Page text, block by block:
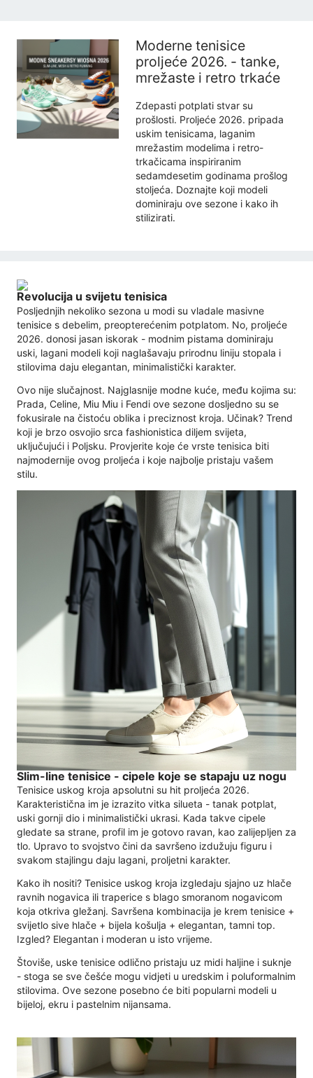
Moderne tenisice
proljeće 2026. - tanke,
mrežaste i retro trkaće
Zdepasti potplati stvar su
prošlosti. Proljeće 2026. pripada
uskim tenisicama, laganim
mrežastim modelima i retro-
trkačicama inspiriranim
sedamdesetim godinama prošlog
stoljeća. Doznajte koji modeli
dominiraju ove sezone i kako ih
stilizirati.
Revolucija u svijetu tenisica
Posljednjih nekoliko sezona u modi su vladale masivne
tenisice s debelim, preopterećenim potplatom. No, proljeće
2026. donosi jasan iskorak - modnim pistama dominiraju
uski, lagani modeli koji naglašavaju prirodnu liniju stopala i
stilovima daju elegantan, minimalistički karakter.
Ovo nije slučajnost. Najglasnije modne kuće, među kojima su:
Prada, Celine, Miu Miu i Fendi ove sezone dosljedno su se
fokusirale na čistoću oblika i preciznost kroja. Učinak? Trend
koji je brzo osvojio srca fashionistica diljem svijeta,
uključujući i Poljsku. Provjerite koje će vrste tenisica biti
najmodernije ovog proljeća i koje najbolje pristaju vašem
stilu.
Slim-line tenisice - cipele koje se stapaju uz nogu
Tenisice uskog kroja apsolutni su hit proljeća 2026.
Karakteristična im je izrazito vitka silueta - tanak potplat,
uski gornji dio i minimalistički ukrasi. Kada takve cipele
gledate sa strane, profil im je gotovo ravan, kao zalijepljen za
tlo. Upravo to svojstvo čini da savršeno izdužuju figuru i
svakom stajlingu daju lagani, proljetni karakter.
Kako ih nositi? Tenisice uskog kroja izgledaju sjajno uz hlače
ravnih nogavica ili traperice s blago smoranom nogavicom
koja otkriva gležanj. Savršena kombinacija je krem ​​tenisice +
svijetlo sive hlače + bijela košulja + elegantan, tamni top.
Izgled? Elegantan i moderan u isto vrijeme.
Štoviše, uske tenisice odlično pristaju uz midi haljine i suknje
- stoga se sve češće mogu vidjeti u uredskim i poluformalnim
stilovima. Ove sezone posebno će biti popularni modeli u
bijeloj, ekru i pastelnim nijansama.